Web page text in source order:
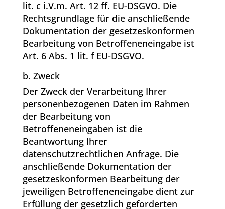
lit. c i.V.m. Art. 12 ff. EU-DSGVO. Die
Rechtsgrundlage für die anschließende
Dokumentation der gesetzeskonformen
Bearbeitung von Betroffeneneingabe ist
Art. 6 Abs. 1 lit. f EU-DSGVO.
b. Zweck
Der Zweck der Verarbeitung Ihrer
personenbezogenen Daten im Rahmen
der Bearbeitung von
Betroffeneneingaben ist die
Beantwortung Ihrer
datenschutzrechtlichen Anfrage. Die
anschließende Dokumentation der
gesetzeskonformen Bearbeitung der
jeweiligen Betroffeneneingabe dient zur
Erfüllung der gesetzlich geforderten